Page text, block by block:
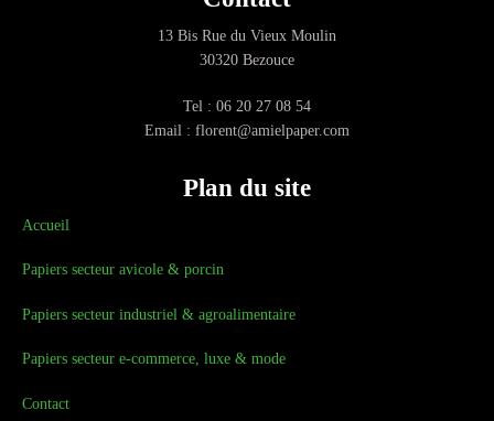
13 Bis Rue du Vieux Moulin
30320 Bezouce
Tel : 06 20 27 08 54
Email : florent@amielpaper.com
Plan du site
Accueil
Papiers secteur avicole & porcin
Papiers secteur industriel & agroalimentaire
Papiers secteur e-commerce, luxe & mode
Contact